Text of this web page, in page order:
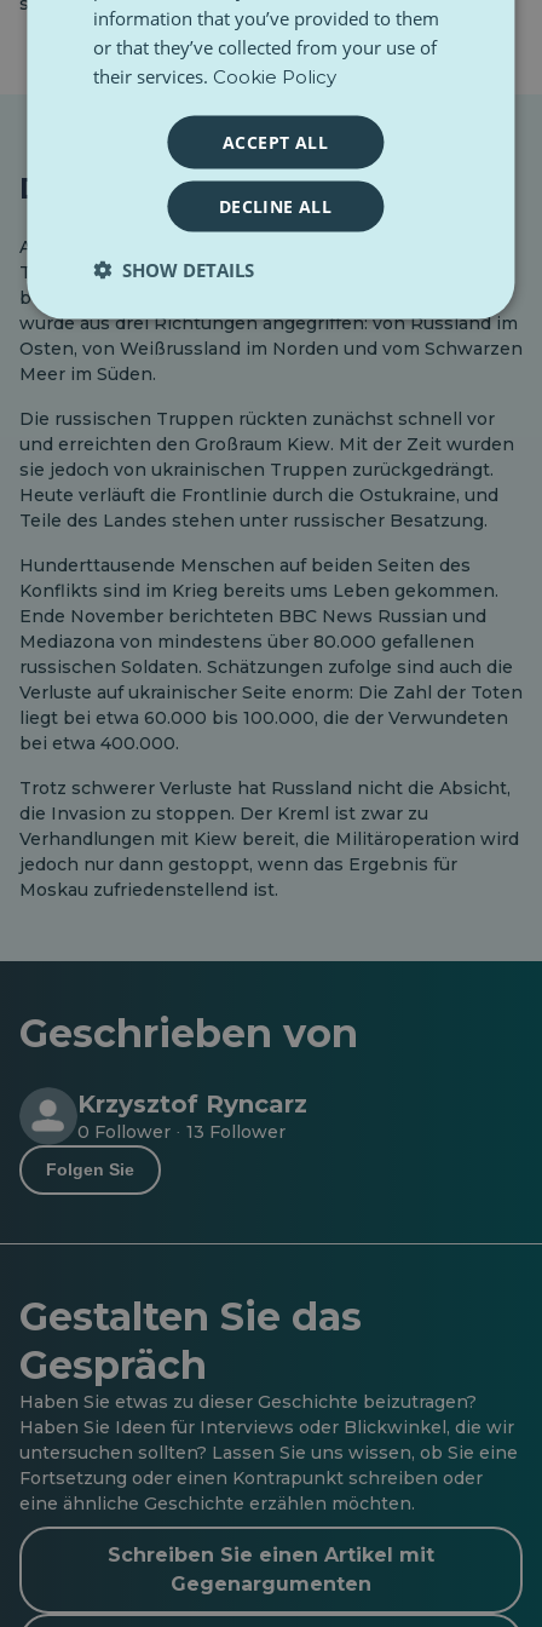
Drei Jahre Krieg, kein Ende
Am 24. Februar 2022 versammelten sich russische
Truppen entlang der ukrainischen Grenze und
begannen mit der Invasion des Landes. Die Ukraine
wurde aus drei Richtungen angegriffen: von Russland im
Osten, von Weißrussland im Norden und vom Schwarzen
Meer im Süden.
Die russischen Truppen rückten zunächst schnell vor
und erreichten den Großraum Kiew. Mit der Zeit wurden
sie jedoch von ukrainischen Truppen zurückgedrängt.
Heute verläuft die Frontlinie durch die Ostukraine, und
Teile des Landes stehen unter russischer Besatzung.
Hunderttausende Menschen auf beiden Seiten des
Konflikts sind im Krieg bereits ums Leben gekommen.
Ende November berichteten BBC News Russian und
Mediazona von mindestens über 80.000 gefallenen
russischen Soldaten. Schätzungen zufolge sind auch die
Verluste auf ukrainischer Seite enorm: Die Zahl der Toten
liegt bei etwa 60.000 bis 100.000, die der Verwundeten
bei etwa 400.000.
Trotz schwerer Verluste hat Russland nicht die Absicht,
die Invasion zu stoppen. Der Kreml ist zwar zu
Verhandlungen mit Kiew bereit, die Militäroperation wird
jedoch nur dann gestoppt, wenn das Ergebnis für
Moskau zufriedenstellend ist.
Geschrieben von
Krzysztof Ryncarz
0 Follower · 13 Follower
Folgen Sie
Gestalten Sie das
Gespräch
Haben Sie etwas zu dieser Geschichte beizutragen?
Haben Sie Ideen für Interviews oder Blickwinkel, die wir
untersuchen sollten? Lassen Sie uns wissen, ob Sie eine
Fortsetzung oder einen Kontrapunkt schreiben oder
eine ähnliche Geschichte erzählen möchten.
Schreiben Sie einen Artikel mit
Gegenargumenten
information that you’ve provided to them
or that they’ve collected from your use of
their services. Cookie Policy
ACCEPT ALL
DECLINE ALL
SHOW DETAILS